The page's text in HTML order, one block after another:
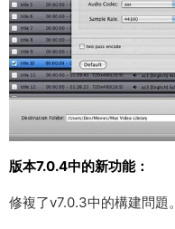
版本7.0.4中的新功能：
修複了v7.0.3中的構建問題。